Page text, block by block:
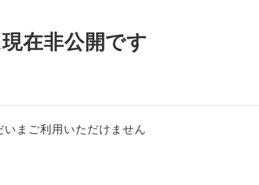
在非公開です
まご利用いただけません